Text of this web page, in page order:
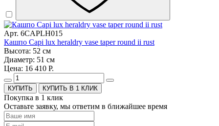
Арт. 6CAPLH015
Кашпо Capi lux heraldry vase taper round ii rust
Высота: 52 см
Диаметр: 51 см
Цена: 16 410 Р.
КУПИТЬ В 1 КЛИК
Покупка в 1 клик
Оставьте заявку, мы ответим в ближайшее время